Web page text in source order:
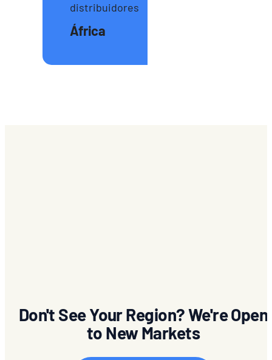
distribuidores
África
Don't See Your Region? We're Open
to New Markets